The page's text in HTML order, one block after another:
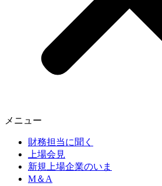
メニュー
財務担当に聞く
上場会見
新規上場企業のいま
M＆A